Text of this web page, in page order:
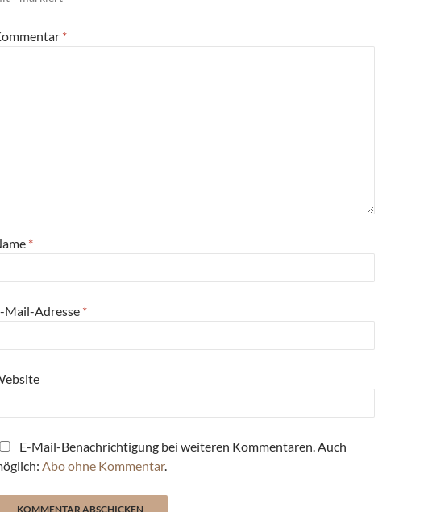
*
*
Mail-Adresse *
E-Mail-Benachrichtigung bei weiteren Kommentaren. Auch
Abo ohne Kommentar.